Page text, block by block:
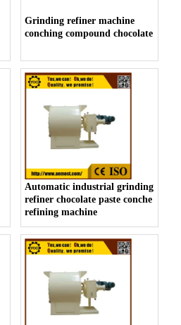
Grinding refiner machine
conching compound chocolate
Automatic industrial grinding
refiner chocolate paste conche
refining machine